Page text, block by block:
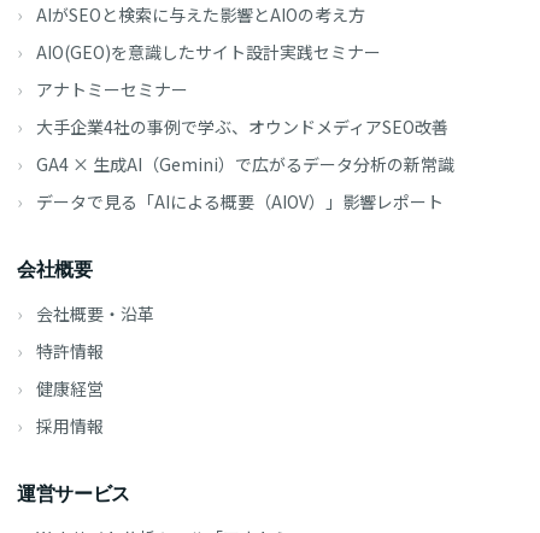
AIがSEOと検索に与えた影響とAIOの考え方
AIO(GEO)を意識したサイト設計実践セミナー
アナトミーセミナー
大手企業4社の事例で学ぶ、オウンドメディアSEO改善
GA4 × 生成AI（Gemini）で広がるデータ分析の新常識
データで見る「AIによる概要（AIOV）」影響レポート
会社概要
会社概要・沿革
特許情報
健康経営
採用情報
運営サービス